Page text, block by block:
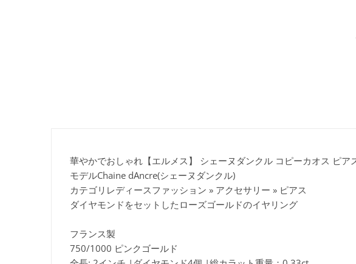
華やかでおしゃれ【エルメス】 シェーヌダンクル コピーカオス ピ
モデルChaine dAncre(シェーヌダンクル)
カテゴリレディースファッション » アクセサリー » ピアス
ダイヤモンドをセットしたローズゴールドのイヤリング
フランス製
750/1000 ピンクゴールド